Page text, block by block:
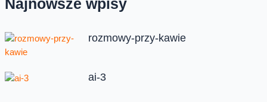
Najnowsze wpisy
rozmowy-przy-kawie
ai-3